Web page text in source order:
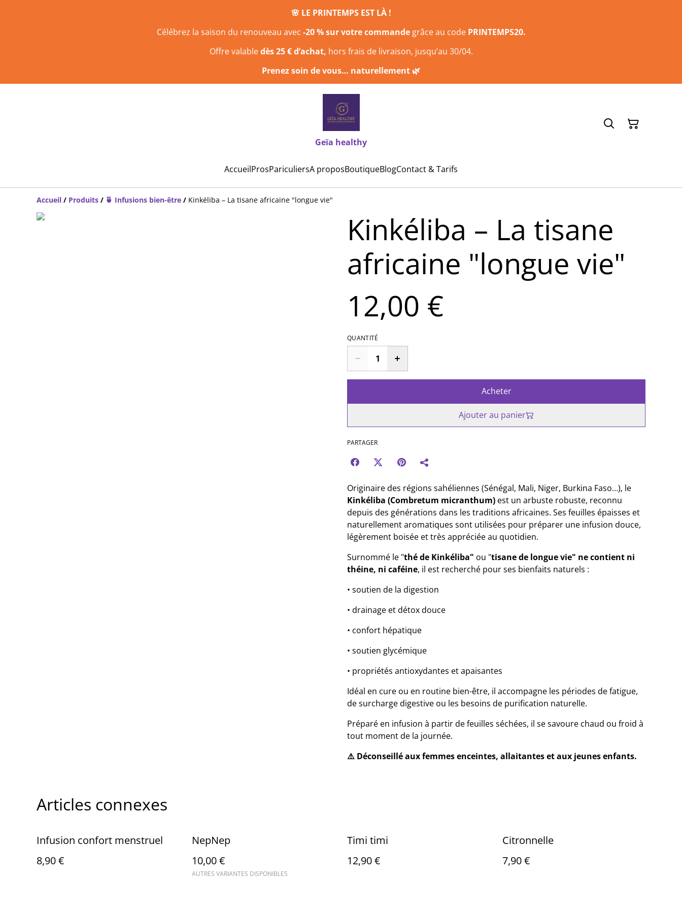
🌸 LE PRINTEMPS EST LÀ !
Célébrez la saison du renouveau avec -20 % sur votre commande grâce au code PRINTEMPS20.
Offre valabledès 25 € d’achat, hors frais de livraison, jusqu’au 30/04.
Prenez soin de vous… naturellement 🌿
Geïa healthy
AccueilProsPariculiersA proposBoutiqueBlogContact & Tarifs
Accueil / Produits / 🍵 Infusions bien-être / Kinkéliba – La tisane africaine "longue vie"
Kinkéliba – La tisane
africaine "longue vie"
12,00 €
QUANTITÉ
Acheter
Ajouter au panier
PARTAGER
Originaire des régions sahéliennes (Sénégal, Mali, Niger, Burkina Faso…), le
Kinkéliba (Combretum micranthum) est un arbuste robuste, reconnu
depuis des générations dans les traditions africaines. Ses feuilles épaisses et
naturellement aromatiques sont utilisées pour préparer une infusion douce,
légèrement boisée et très appréciée au quotidien.
Surnommé le "thé de Kinkéliba" ou "tisane de longue vie" ne contient ni
théine, ni caféine, il est recherché pour ses bienfaits naturels :
• soutien de la digestion
• drainage et détox douce
• confort hépatique
• soutien glycémique
• propriétés antioxydantes et apaisantes
Idéal en cure ou en routine bien-être, il accompagne les périodes de fatigue,
de surcharge digestive ou les besoins de purification naturelle.
Préparé en infusion à partir de feuilles séchées, il se savoure chaud ou froid à
tout moment de la journée.
⚠️ Déconseillé aux femmes enceintes, allaitantes et aux jeunes enfants.
Articles connexes
Infusion confort menstruel
8,90 €
NepNep
10,00 €
AUTRES VARIANTES DISPONIBLES
Timi timi
12,90 €
Citronnelle
7,90 €